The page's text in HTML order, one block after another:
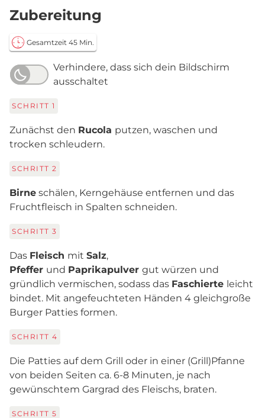
Zubereitung
Gesamtzeit 45 Min.
Verhindere, dass sich dein Bildschirm
ausschaltet
SCHRITT 1
Zunächst den Rucola putzen, waschen und
trocken schleudern.
SCHRITT 2
Birne schälen, Kerngehäuse entfernen und das
Fruchtfleisch in Spalten schneiden.
SCHRITT 3
Das Fleisch mit Salz,
Pfeffer und Paprikapulver gut würzen und
gründlich vermischen, sodass das Faschierte leicht
bindet. Mit angefeuchteten Händen 4 gleichgroße
Burger Patties formen.
SCHRITT 4
Die Patties auf dem Grill oder in einer (Grill)Pfanne
von beiden Seiten ca. 6-8 Minuten, je nach
gewünschtem Gargrad des Fleischs, braten.
SCHRITT 5